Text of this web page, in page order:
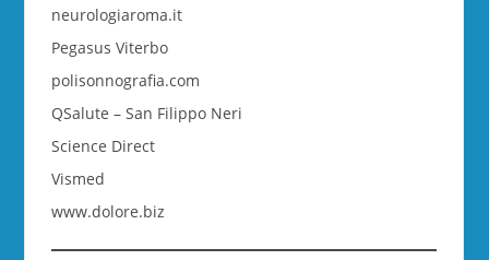
neurologiaroma.it
Pegasus Viterbo
polisonnografia.com
QSalute – San Filippo Neri
Science Direct
Vismed
www.dolore.biz